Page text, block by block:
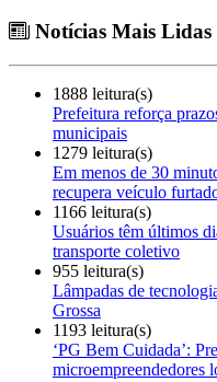
Notícias Mais Lidas
1888 leitura(s)
Prefeitura reforça
municipais
1279 leitura(s)
Em menos de 30
recupera veículo
1166 leitura(s)
Usuários têm últimos
transporte coletivo
955 leitura(s)
Lâmpadas de
Grossa
1193 leitura(s)
‘PG Bem Cuidada’:
microempreendedores